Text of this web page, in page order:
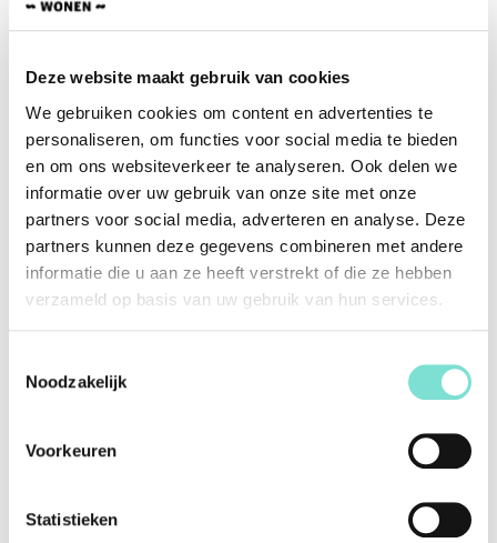
Deze website maakt gebruik van cookies
We gebruiken cookies om content en advertenties te
personaliseren, om functies voor social media te bieden
en om ons websiteverkeer te analyseren. Ook delen we
informatie over uw gebruik van onze site met onze
partners voor social media, adverteren en analyse. Deze
partners kunnen deze gegevens combineren met andere
informatie die u aan ze heeft verstrekt of die ze hebben
verzameld op basis van uw gebruik van hun services.
Noodzakelijk
Voorkeuren
Statistieken
ONS ASSORTIMENT
Vloeren